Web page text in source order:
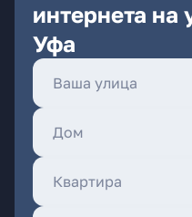
интернета
Уфа